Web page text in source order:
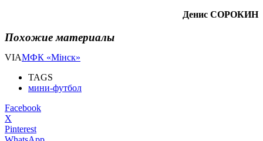
Денис СОРОКИН
Похожие материалы
VIAМФК «Мінск»
TAGS
мини-футбол
Facebook
X
Pinterest